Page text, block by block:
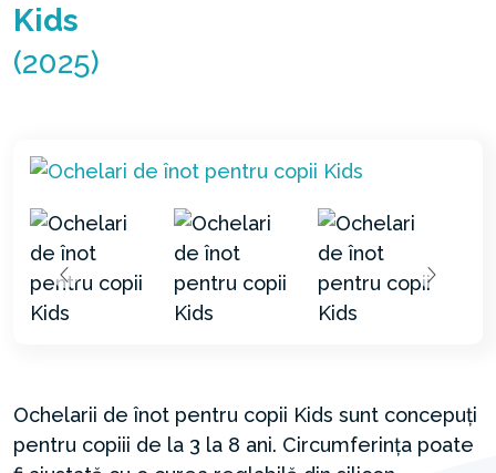
Kids
(2025)
Ochelarii de înot pentru copii Kids sunt concepuți
pentru copiii de la 3 la 8 ani. Circumferința poate